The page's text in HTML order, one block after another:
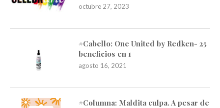
octubre 27, 2023
#Cabello: One United by Redken- 25
beneficios en 1
agosto 16, 2021
#Columna: Maldita culpa. A pesar de